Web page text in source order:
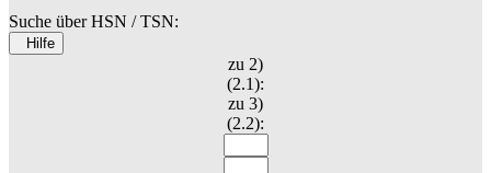
Suche über HSN / TSN:
Hilfe
zu 2)
(2.1):
zu 3)
(2.2):